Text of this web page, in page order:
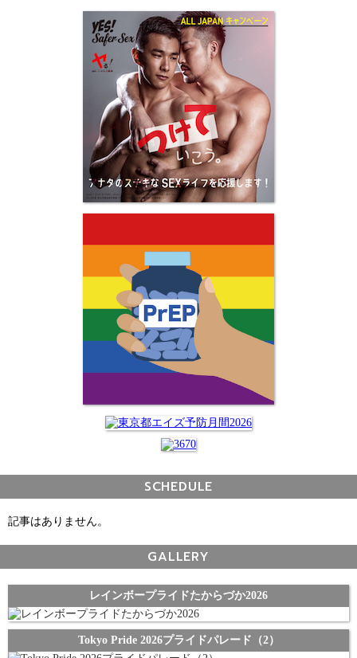
SCHEDULE
記事はありません。
GALLERY
レインボープライドたからづか2026
Tokyo Pride 2026プライドパレード（2）